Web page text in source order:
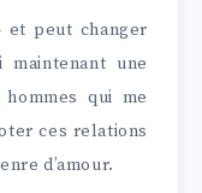
et peut changer
maintenant une
qui me
ces relations
d’amour.